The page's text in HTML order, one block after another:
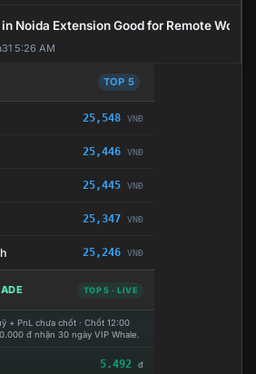
Noida Extension Good for Remote Work?
5:26 AM
TOP 5
25,548 VNĐ
25,446 VNĐ
25,445 VNĐ
25,347 VNĐ
25,246 VNĐ
TOP 5 · LIVE
+ PnL chưa chốt · Chốt 12:00
đ nhận 30 ngày VIP Whale.
5.492 đ